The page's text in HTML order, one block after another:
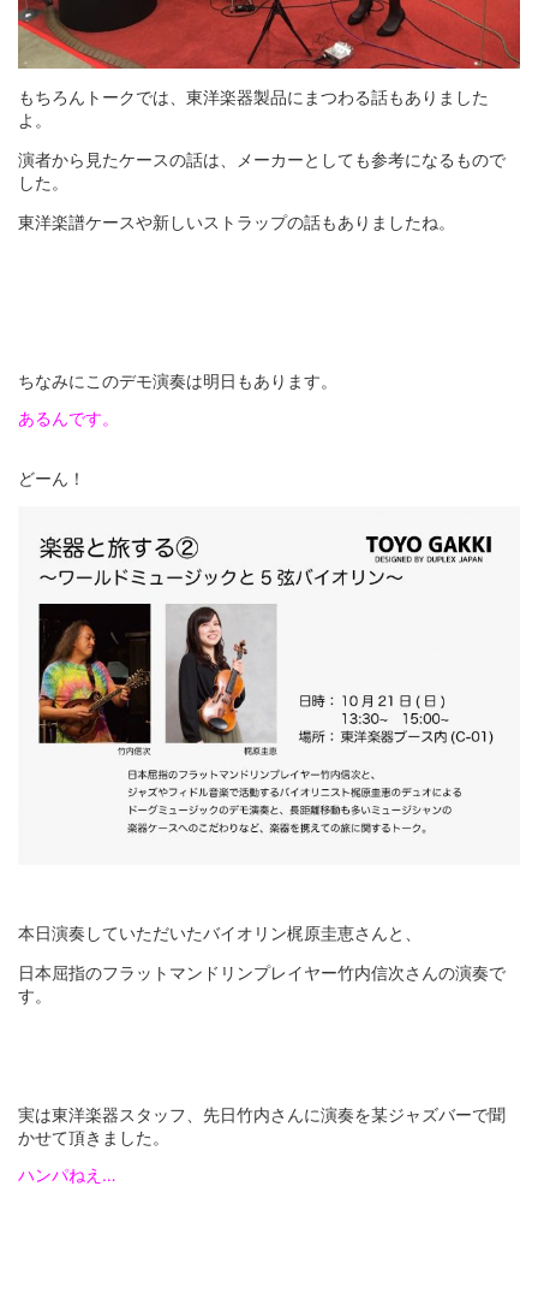
もちろんトークでは、東洋楽器製品にまつわる話もありました
よ。
演者から見たケースの話は、メーカーとしても参考になるもので
した。
東洋楽譜ケースや新しいストラップの話もありましたね。
ちなみにこのデモ演奏は明日もあります。
あるんです。
どーん！
本日演奏していただいたバイオリン梶原圭恵さんと、
日本屈指のフラットマンドリンプレイヤー竹内信次さんの演奏で
す。
実は東洋楽器スタッフ、先日竹内さんに演奏を某ジャズバーで聞
かせて頂きました。
ハンパねえ…